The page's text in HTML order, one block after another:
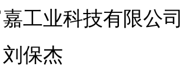
工业科技有限公
保杰